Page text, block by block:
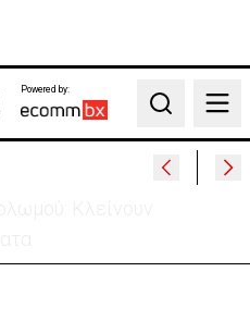
Powered by:
Search